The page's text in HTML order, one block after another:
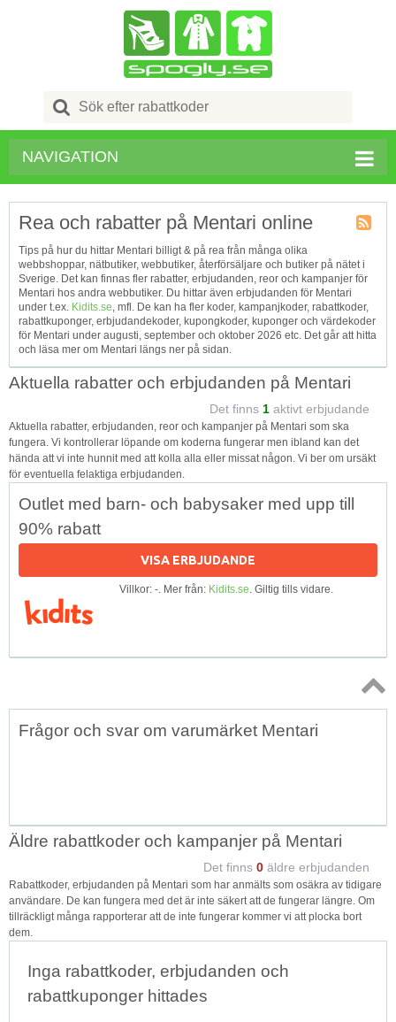
Search
for:
NAVIGATION
Tagg
RSS
Rea och rabatter på Mentari online
Tips på hur du hittar Mentari billigt & på rea från många olika
webbshoppar, nätbutiker, webbutiker, återförsäljare och butiker på nätet i
Sverige. Det kan finnas fler rabatter, erbjudanden, reor och kampanjer för
Mentari hos andra webbutiker. Du hittar även erbjudanden för Mentari
under t.ex. Kidits.se, mfl. De kan ha fler koder, kampanjkoder, rabattkoder,
rabattkuponger, erbjudandekoder, kupongkoder, kuponger och värdekoder
för Mentari under augusti, september och oktober 2026 etc. Det går att hitta
och läsa mer om Mentari längs ner på sidan.
Aktuella rabatter och erbjudanden på Mentari
Det finns 1 aktivt erbjudande
Aktuella rabatter, erbjudanden, reor och kampanjer på Mentari som ska
fungera. Vi kontrollerar löpande om koderna fungerar men ibland kan det
hända att vi inte hunnit med att kolla alla eller missat någon. Vi ber om ursäkt
för eventuella felaktiga erbjudanden.
Outlet med barn- och babysaker med upp till
90% rabatt
VISA ERBJUDANDE
Villkor: -. Mer från: Kidits.se. Giltig tills vidare.
Topp
Frågor och svar om varumärket Mentari
Äldre rabattkoder och kampanjer på Mentari
Det finns 0 äldre erbjudanden
Rabattkoder, erbjudanden på Mentari som har anmälts som osäkra av tidigare
användare. De kan fungera med det är inte säkert att de fungerar längre. Om
tillräckligt många rapporterar att de inte fungerar kommer vi att plocka bort
dem.
Inga rabattkoder, erbjudanden och
rabattkuponger hittades